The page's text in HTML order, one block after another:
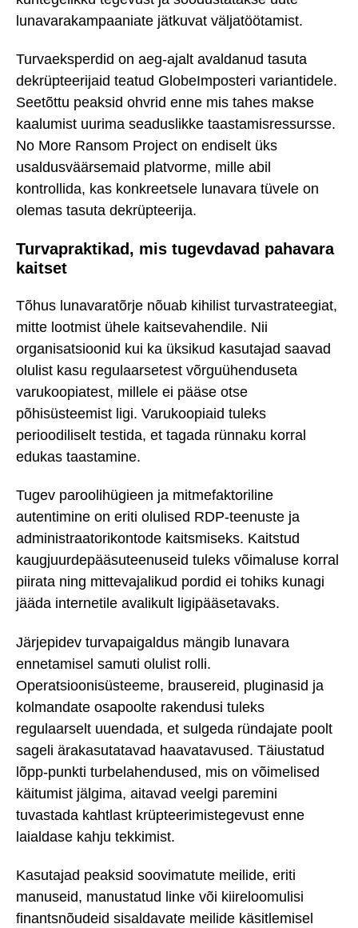
lunavarakampaaniate jätkuvat väljatöötamist.
Turvaeksperdid on aeg-ajalt avaldanud tasuta
dekrüpteerijaid teatud GlobeImposteri variantidele.
Seetõttu peaksid ohvrid enne mis tahes makse
kaalumist uurima seaduslikke taastamisressursse.
No More Ransom Project on endiselt üks
usaldusväärsemaid platvorme, mille abil
kontrollida, kas konkreetsele lunavara tüvele on
olemas tasuta dekrüpteerija.
Turvapraktikad, mis tugevdavad pahavara
kaitset
Tõhus lunavaratõrje nõuab kihilist turvastrateegiat,
mitte lootmist ühele kaitsevahendile. Nii
organisatsioonid kui ka üksikud kasutajad saavad
olulist kasu regulaarsetest võrguühenduseta
varukoopiatest, millele ei pääse otse
põhisüsteemist ligi. Varukoopiaid tuleks
perioodiliselt testida, et tagada rünnaku korral
edukas taastamine.
Tugev paroolihügieen ja mitmefaktoriline
autentimine on eriti olulised RDP-teenuste ja
administraatorikontode kaitsmiseks. Kaitstud
kaugjuurdepääsuteenuseid tuleks võimaluse korral
piirata ning mittevajalikud pordid ei tohiks kunagi
jääda internetile avalikult ligipääsetavaks.
Järjepidev turvapaigaldus mängib lunavara
ennetamisel samuti olulist rolli.
Operatsioonisüsteeme, brausereid, pluginasid ja
kolmandate osapoolte rakendusi tuleks
regulaarselt uuendada, et sulgeda ründajate poolt
sageli ärakasutatavad haavatavused. Täiustatud
lõpp-punkti turbelahendused, mis on võimelised
käitumist jälgima, aitavad veelgi paremini
tuvastada kahtlast krüpteerimistegevust enne
laialdase kahju tekkimist.
Kasutajad peaksid soovimatute meilide, eriti
manuseid, manustatud linke või kiireloomulisi
finantsnõudeid sisaldavate meilide käsitlemisel